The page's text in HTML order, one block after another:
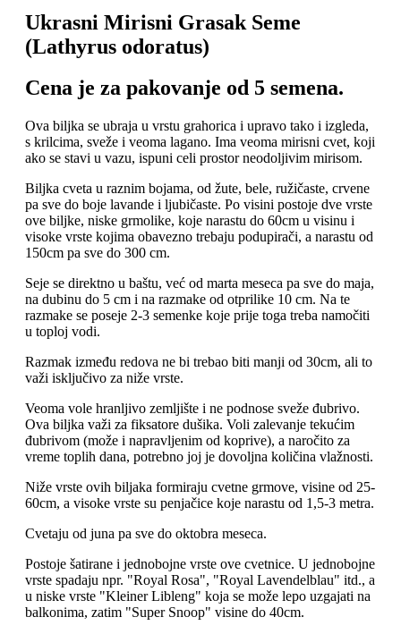
Ukrasni Mirisni Grasak Seme
(Lathyrus odoratus)
Cena je za pakovanje od 5 semena.
Ova biljka se ubraja u vrstu grahorica i upravo tako i izgleda,
s krilcima, sveže i veoma lagano. Ima veoma mirisni cvet, koji
ako se stavi u vazu, ispuni celi prostor neodoljivim mirisom.
Biljka cveta u raznim bojama, od žute, bele, ružičaste, crvene
pa sve do boje lavande i ljubičaste. Po visini postoje dve vrste
ove biljke, niske grmolike, koje narastu do 60cm u visinu i
visoke vrste kojima obavezno trebaju podupirači, a narastu od
150cm pa sve do 300 cm.
Seje se direktno u baštu, već od marta meseca pa sve do maja,
na dubinu do 5 cm i na razmake od otprilike 10 cm. Na te
razmake se poseje 2-3 semenke koje prije toga treba namočiti
u toploj vodi.
Razmak između redova ne bi trebao biti manji od 30cm, ali to
važi isključivo za niže vrste.
Veoma vole hranljivo zemljište i ne podnose sveže đubrivo.
Ova biljka važi za fiksatore dušika. Voli zalevanje tekućim
đubrivom (može i napravljenim od koprive), a naročito za
vreme toplih dana, potrebno joj je dovoljna količina vlažnosti.
Niže vrste ovih biljaka formiraju cvetne grmove, visine od 25-
60cm, a visoke vrste su penjačice koje narastu od 1,5-3 metra.
Cvetaju od juna pa sve do oktobra meseca.
Postoje šatirane i jednobojne vrste ove cvetnice. U jednobojne
vrste spadaju npr. "Royal Rosa", "Royal Lavendelblau" itd., a
u niske vrste "Kleiner Libleng" koja se može lepo uzgajati na
balkonima, zatim "Super Snoop" visine do 40cm.